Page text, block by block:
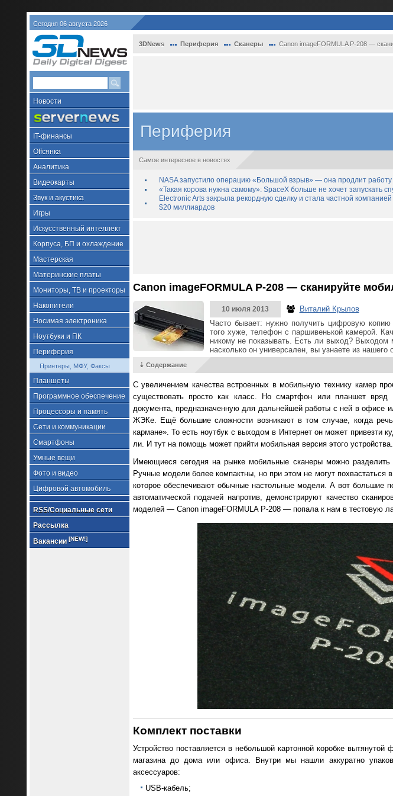
Сегодня 06 августа 2026
Новости
IT-финансы
Offсянка
Аналитика
Видеокарты
Звук и акустика
Игры
Искусственный интеллект
Корпуса, БП и охлаждение
Мастерская
Материнские платы
Мониторы, ТВ и проекторы
Накопители
Носимая электроника
Ноутбуки и ПК
Периферия
Принтеры, МФУ, Факсы
Планшеты
Программное обеспечение
Процессоры и память
Сети и коммуникации
Смартфоны
Умные вещи
Фото и видео
Цифровой автомобиль
RSS/Социальные сети
Рассылка
Вакансии [NEW!]
3DNews Периферия Сканеры Canon imageFORMULA P-208 —
Периферия
Самое интересное в новостях
NASA запустило операцию «Большой взрыв» — она продлит
«Такая корова нужна самому»: SpaceX больше не хочет запускать
Electronic Arts закрыла рекордную сделку и стала частной
$20 миллиардов
Canon imageFORMULA P-208 — сканируйте
10 июля 2013
Виталий Крылов
Часто бывает: нужно получить цифровую
того хуже, телефон с паршивенькой камерой.
никому не показывать. Есть ли выход?
насколько он универсален, вы узнаете из нашего
⇣ Содержание
С увеличением качества встроенных в мобильную технику камер
существовать просто как класс. Но смартфон или планшет вряд
документа, предназначенную для дальнейшей работы с ней в офисе
ЖЭКе. Ещё большие сложности возникают в том случае, когда
кармане». То есть ноутбук с выходом в Интернет он может привезти
ли. И тут на помощь может прийти мобильная версия этого устройства.
Имеющиеся сегодня на рынке мобильные сканеры можно
Ручные модели более компактны, но при этом не могут
которое обеспечивают обычные настольные модели. А вот большие
автоматической подачей напротив, демонстрируют качество
моделей — Canon imageFORMULA P-208 — попала к нам в тестовую
Комплект поставки
Устройство поставляется в небольшой картонной коробке
магазина до дома или офиса. Внутри мы нашли аккуратно
аксессуаров:
USB-кабель;